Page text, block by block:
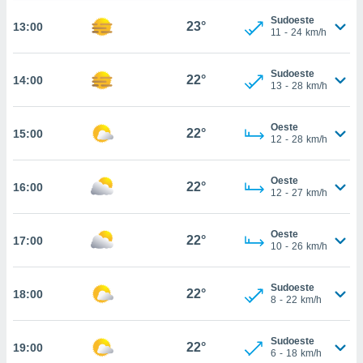
caso,
para
cookies
ou
de
13:00 23°
Sudoeste
11 - 24 km/h
14:00 22°
Sudoeste
13 - 28 km/h
15:00 22°
Oeste
12 - 28 km/h
16:00 22°
Oeste
12 - 27 km/h
17:00 22°
Oeste
10 - 26 km/h
18:00 22°
Sudoeste
8 - 22 km/h
19:00 22°
Sudoeste
6 - 18 km/h